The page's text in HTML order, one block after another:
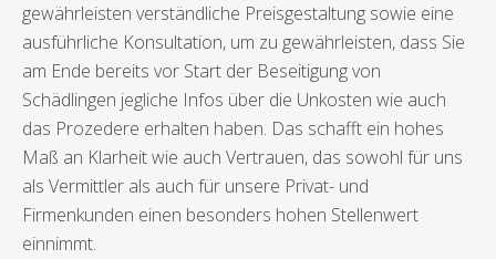
gewährleisten verständliche Preisgestaltung sowie eine
ausführliche Konsultation, um zu gewährleisten, dass Sie
am Ende bereits vor Start der Beseitigung von
Schädlingen jegliche Infos über die Unkosten wie auch
das Prozedere erhalten haben. Das schafft ein hohes
Maß an Klarheit wie auch Vertrauen, das sowohl für uns
als Vermittler als auch für unsere Privat- und
Firmenkunden einen besonders hohen Stellenwert
einnimmt.